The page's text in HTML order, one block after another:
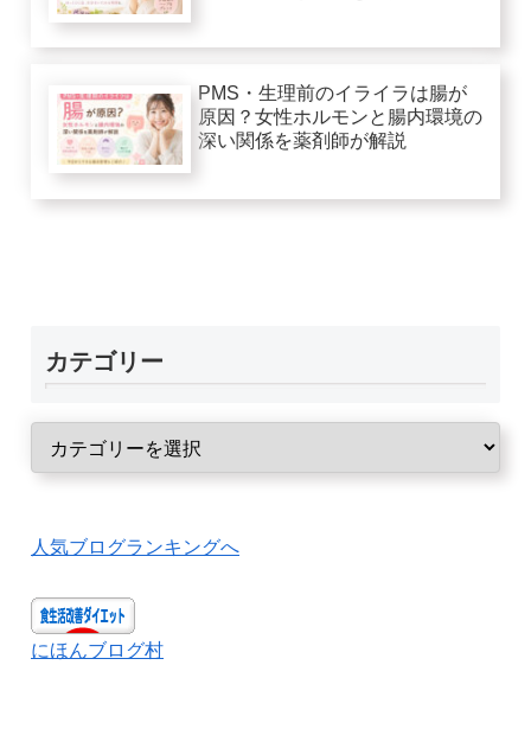
PMS・生理前のイライラは腸が
原因？女性ホルモンと腸内環境の
深い関係を薬剤師が解説
カテゴリー
人気ブログランキングへ
にほんブログ村